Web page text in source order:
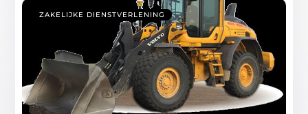
ZAKELIJKE DIENSTVERLENING